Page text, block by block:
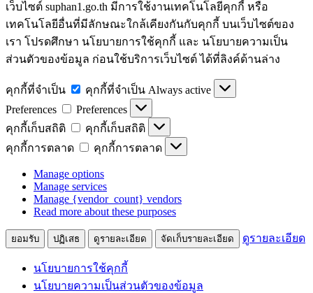
เว็บไซต์ suphan1.go.th มีการใช้งานเทคโนโลยีคุกกี้ หรือ
เทคโนโลยีอื่นที่มีลักษณะใกล้เคียงกันกับคุกกี้ บนเว็บไซต์ของ
เรา โปรดศึกษา นโยบายการใช้คุกกี้ และ นโยบายความเป็น
ส่วนตัวของข้อมูล ก่อนใช้บริการเว็บไซต์ ได้ที่ลิงค์ด้านล่าง
คุกกี้ที่จำเป็น คุกกี้ที่จำเป็น Always active
Preferences
Preferences
คุกกี้เก็บสถิติ
คุกกี้เก็บสถิติ
คุกกี้การตลาด
คุกกี้การตลาด
Manage options
Manage services
Manage {vendor_count} vendors
Read more about these purposes
ยอมรับ ปฏิเสธ ดูรายละเอียด จัดเก็บรายละเอียด ดูรายละเอียด
นโยบายการใช้คุกกี้
นโยบายความเป็นส่วนตัวของข้อมูล